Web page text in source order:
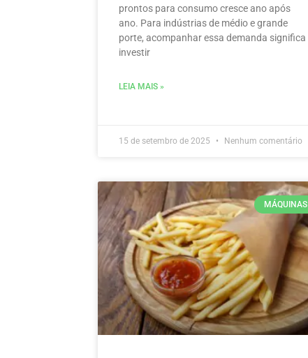
prontos para consumo cresce ano após
ano. Para indústrias de médio e grande
porte, acompanhar essa demanda significa
investir
LEIA MAIS »
15 de setembro de 2025 Nenhum comentário
MÁQUINAS